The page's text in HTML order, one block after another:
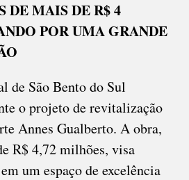
REVITALIZAÇÃO
DE MAIS DE R$ 4
POR UMA GRANDE
de São Bento do Sul
o projeto de revitalização
Annes Gualberto. A obra,
R$ 4,72 milhões, visa
um espaço de excelência